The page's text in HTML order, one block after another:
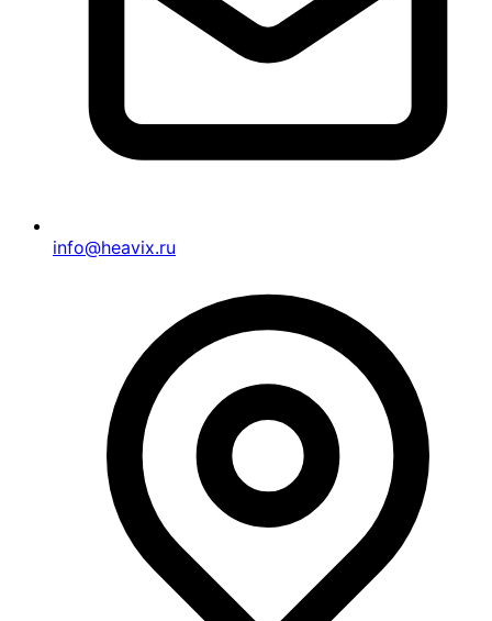
info@heavix.ru